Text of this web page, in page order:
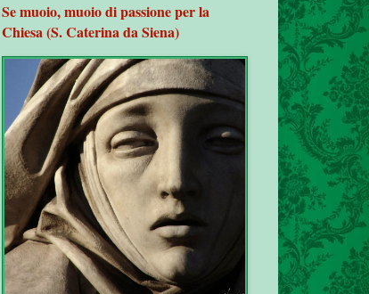
Se muoio, muoio di passione per la
Chiesa (S. Caterina da Siena)